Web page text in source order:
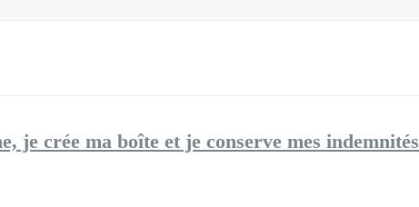
je crée ma boîte et je conserve mes indemnités